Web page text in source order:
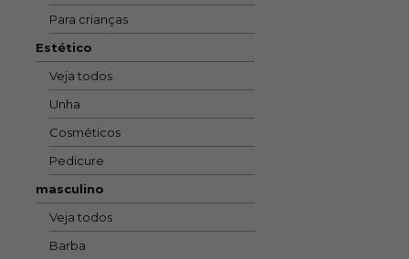
Para crianças
Estético
Veja todos
Unha
Cosméticos
Pedicure
masculino
Veja todos
Barba